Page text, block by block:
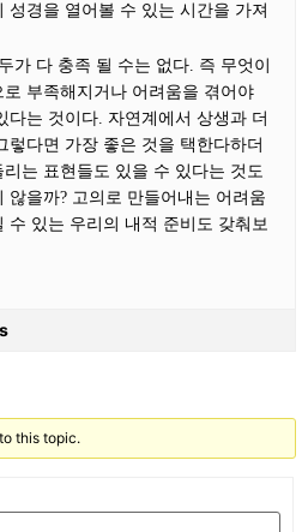
성경을 열어볼 수 있는 시간을 가져
가 다 충족 될 수는 없다. 즉 무엇이
부족해지거나 어려움을 겪어야
다는 것이다. 자연계에서 상생과 더
렇다면 가장 좋은 것을 택한다하더
는 표현들도 있을 수 있다는 것도
않을까? 고의로 만들어내는 어려움
수 있는 우리의 내적 준비도 갖춰보
this topic.